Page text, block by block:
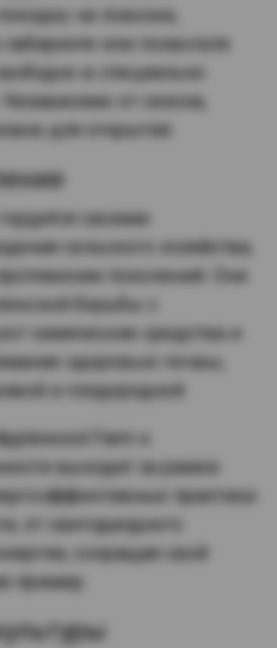
на повозке,
или позвольте
в специально
от сезона,
для открытия.
своими
сельского хозяйства,
поколений. Они
борьбы с
химические средства и
здоровью почвы,
и плодородной.
Farm к
выходит за рамки
практики
от светодиодного
сокращая свой
пример.